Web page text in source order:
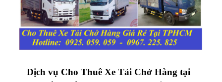
Dịch vụ Cho Thuê Xe Tải Chở Hàng tại